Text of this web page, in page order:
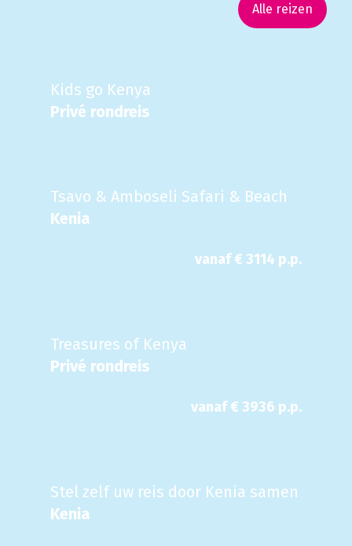
Alle reizen
Kids go Kenya
Privé rondreis
Tsavo & Amboseli Safari & Beach
Kenia
vanaf € 3114 p.p.
Treasures of Kenya
Privé rondreis
vanaf € 3936 p.p.
Stel zelf uw reis door Kenia samen
Kenia